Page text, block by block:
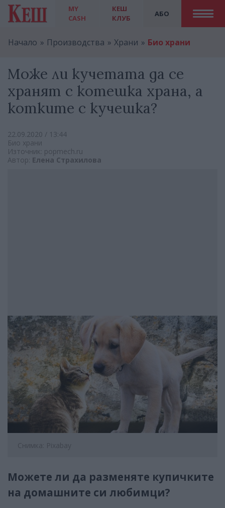
MY
CASH
АБО
КЕШ
КЛУБ
Начало Производства Храни Био храни
Може ли кучетата да се
хранят с котешка храна, а
котките с кучешка?
22.09.2020 / 13:44
Био храни
Източник: popmech.ru
Автор: Елена Страхилова
Снимка: Pixabay
Можете ли да разменяте купичките
на домашните си любимци?